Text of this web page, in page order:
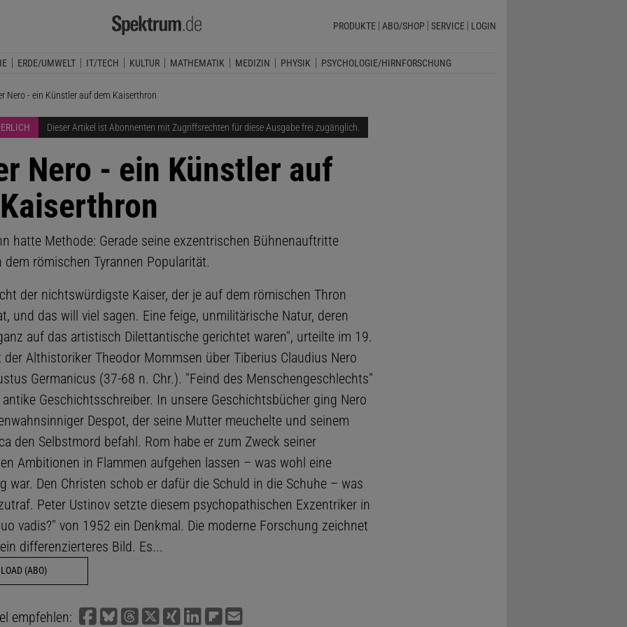
PRODUKTE ABO/SHOP SERVICE LOGIN
ERDE/UMWELT IT/TECH KULTUR MATHEMATIK MEDIZIN PHYSIK PSYCHOLOGIE/HIRNFORSCHUNG
Seite:
Nero - ein Künstler auf dem Kaiserthron
Dieser Artikel ist Abonnenten mit Zugriffsrechten für diese Ausgabe frei zugänglich.
Nero - ein Künstler auf
hatte Methode: Gerade seine exzentrischen Bühnenauftritte
römischen Tyrannen Popularität.
der nichtswürdigste Kaiser, der je auf dem römischen Thron
und das will viel sagen. Eine feige, unmilitärische Natur, deren
auf das artistisch Dilettantische gerichtet waren", urteilte im 19.
Althistoriker Theodor Mommsen über Tiberius Claudius Nero
Germanicus (37-68 n. Chr.). "Feind des Menschengeschlechts"
Geschichtsschreiber. In unsere Geschichtsbücher ging Nero
Despot, der seine Mutter meuchelte und seinem
den Selbstmord befahl. Rom habe er zum Zweck seiner
Ambitionen in Flammen aufgehen lassen – was wohl eine
war. Den Christen schob er dafür die Schuld in die Schuhe – was
Peter Ustinov setzte diesem psychopathischen Exzentriker in
vadis?" von 1952 ein Denkmal. Die moderne Forschung zeichnet
differenzierteres Bild. Es...
(ABO)
empfehlen: